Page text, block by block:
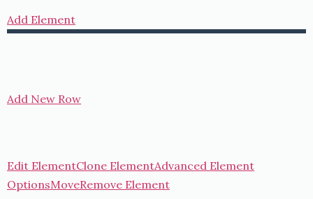
Add Element
Add New Row
Edit ElementClone ElementAdvanced Element
OptionsMoveRemove Element